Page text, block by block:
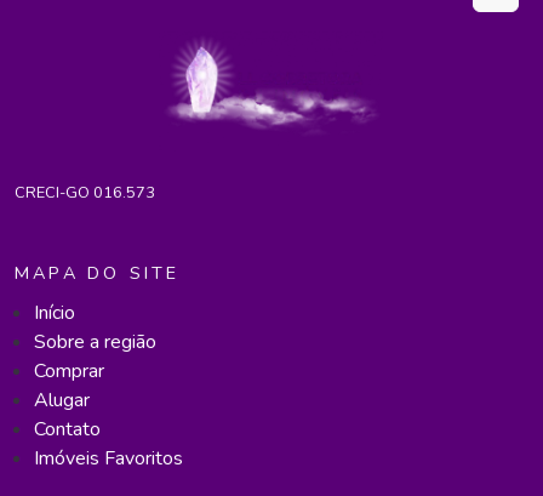
CRECI-GO 016.573
MAPA DO SITE
Início
Sobre a região
Comprar
Alugar
Contato
Imóveis Favoritos